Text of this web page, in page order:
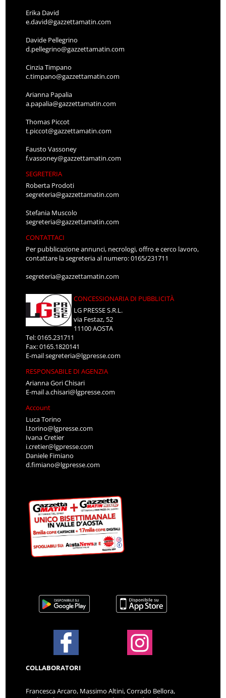
Erika David
e.david@gazzettamatin.com
Davide Pellegrino
d.pellegrino@gazzettamatin.com
Cinzia Timpano
c.timpano@gazzettamatin.com
Arianna Papalia
a.papalia@gazzettamatin.com
Thomas Piccot
t.piccot@gazzettamatin.com
Fausto Vassoney
f.vassoney@gazzettamatin.com
SEGRETERIA
Roberta Prodoti
segreteria@gazzettamatin.com
Stefania Muscolo
segreteria@gazzettamatin.com
CONTATTACI
Per pubblicazione annunci, necrologi, offro e cerco lavoro,
contattare la segreteria al numero: 0165/231711
segreteria@gazzettamatin.com
CONCESSIONARIA DI PUBBLICITÀ
LG PRESSE S.R.L.
via Festaz, 52
11100 AOSTA
Tel: 0165.231711
Fax: 0165.1820141
E-mailsegreteria@lgpresse.com
RESPONSABILE DI AGENZIA
Arianna Gori Chisari
E-maila.chisari@lgpresse.com
Account
Luca Torino
l.torino@lgpresse.com
Ivana Cretier
i.cretier@lgpresse.com
Daniele Fimiano
d.fimiano@lgpresse.com
COLLABORATORI
Francesca Arcaro, Massimo Altini, Corrado Bellora,